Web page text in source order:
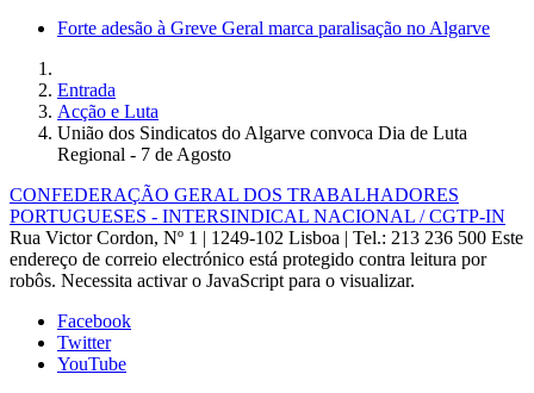
Forte adesão à Greve Geral marca paralisação no Algarve
Entrada
Acção e Luta
União dos Sindicatos do Algarve convoca Dia de Luta
Regional - 7 de Agosto
CONFEDERAÇÃO GERAL DOS TRABALHADORES
PORTUGUESES - INTERSINDICAL NACIONAL / CGTP-IN
Rua Victor Cordon, Nº 1 | 1249-102 Lisboa | Tel.: 213 236 500 Este
endereço de correio electrónico está protegido contra leitura por
robôs. Necessita activar o JavaScript para o visualizar.
Facebook
Twitter
YouTube